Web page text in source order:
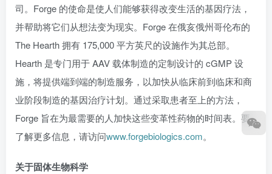
司。Forge 的使命是使人们能够获得改变生活的基因疗法，
并帮助将它们从想法变为现实。Forge 在俄亥俄州哥伦布的
The Hearth 拥有 175,000 平方英尺的设施作为其总部。
Hearth 是专门用于 AAV 载体制造的定制设计的 cGMP 设
施，将提供端到端的制造服务，以加快从临床前到临床和商
业阶段制造的基因治疗计划。通过采取患者至上的方法，
Forge 旨在为最需要的人加快这些变革性药物的时间表。要
了解更多信息，请访问www.forgebiologics.com。
关于固体生物科学